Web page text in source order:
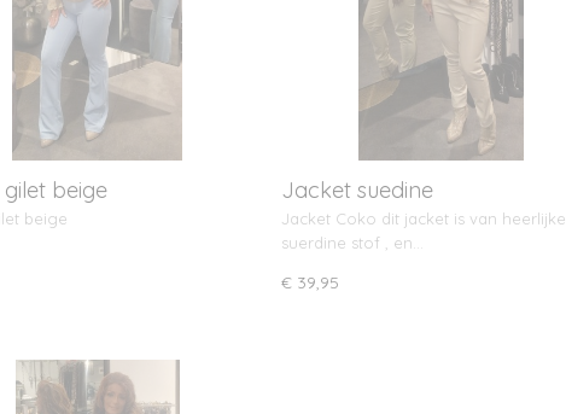
beige
beige
Jacket suedine
Jacket Coko dit jacket is van heerlijke
suerdine stof , en…
€ 39,95